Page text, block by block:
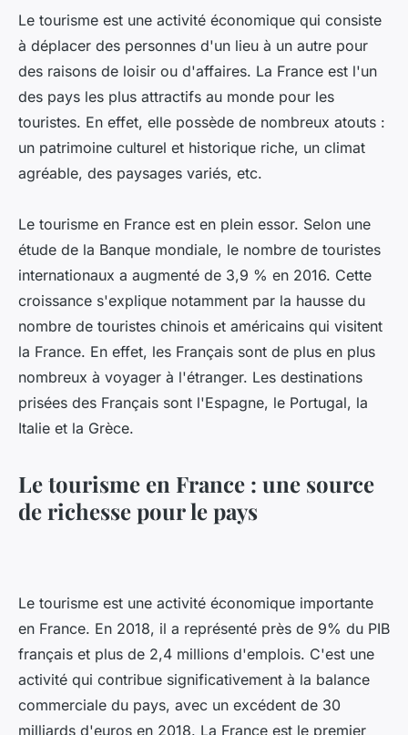
Le tourisme est une activité économique qui consiste
à déplacer des personnes d'un lieu à un autre pour
des raisons de loisir ou d'affaires. La France est l'un
des pays les plus attractifs au monde pour les
touristes. En effet, elle possède de nombreux atouts :
un patrimoine culturel et historique riche, un climat
agréable, des paysages variés, etc.
Le tourisme en France est en plein essor. Selon une
étude de la Banque mondiale, le nombre de touristes
internationaux a augmenté de 3,9 % en 2016. Cette
croissance s'explique notamment par la hausse du
nombre de touristes chinois et américains qui visitent
la France. En effet, les Français sont de plus en plus
nombreux à voyager à l'étranger. Les destinations
prisées des Français sont l'Espagne, le Portugal, la
Italie et la Grèce.
Le tourisme en France : une source
de richesse pour le pays
Le tourisme est une activité économique importante
en France. En 2018, il a représenté près de 9% du PIB
français et plus de 2,4 millions d'emplois. C'est une
activité qui contribue significativement à la balance
commerciale du pays, avec un excédent de 30
milliards d'euros en 2018. La France est le premier